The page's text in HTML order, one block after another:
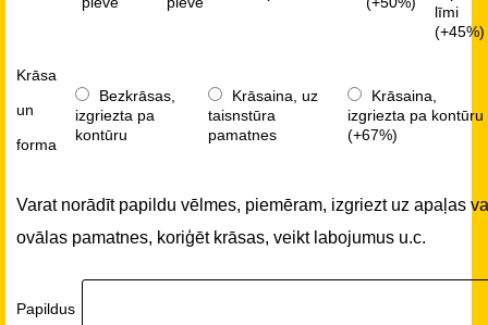
līmi
(+45%)
Krāsa
un
forma
Bezkrāsas,
izgriezta pa
kontūru
Krāsaina, uz
taisnstūra
pamatnes
Krāsaina,
izgriezta pa kontūru
(+67%)
Varat norādīt papildu vēlmes, piemēram, izgriezt uz apaļas
ovālas pamatnes, koriģēt krāsas, veikt labojumus u.c.
Papildus